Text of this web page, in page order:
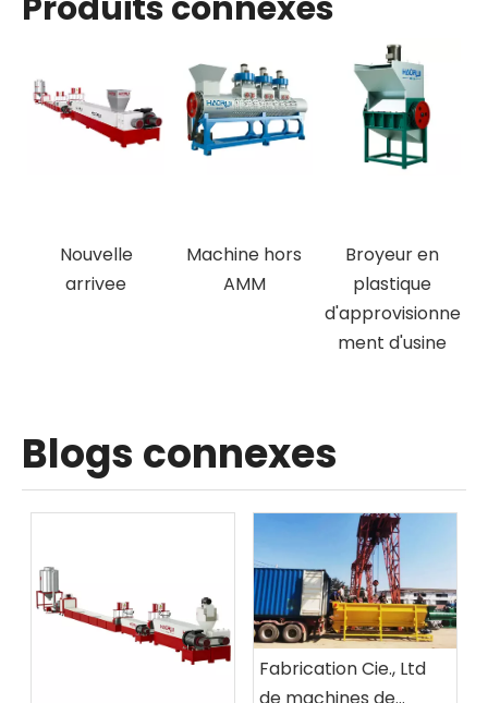
Nouvelle
arrivee
Machine hors
AMM
Broyeur en
plastique
d'approvisionne
ment d'usine
Blogs connexes
Fabrication Cie., Ltd